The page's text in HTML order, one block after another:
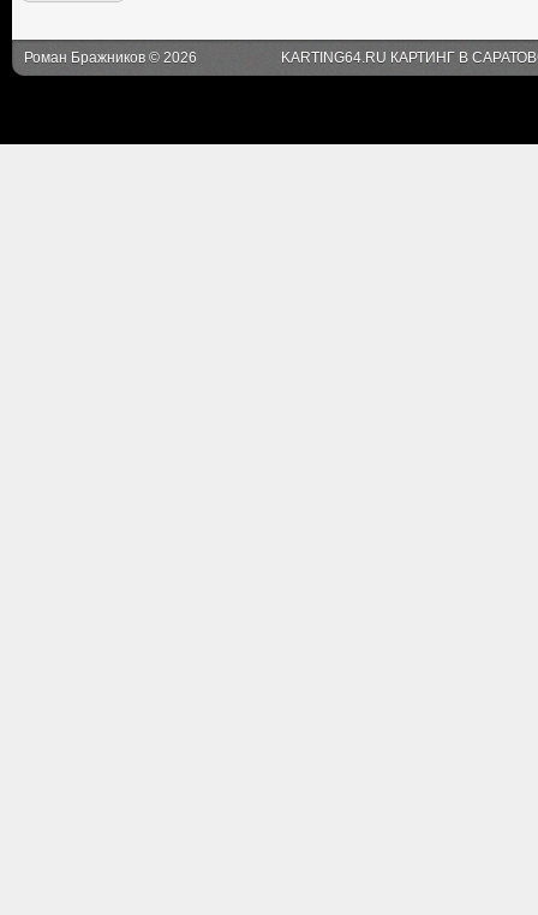
Роман Бражников © 2026 KARTING64.RU КАРТИНГ В